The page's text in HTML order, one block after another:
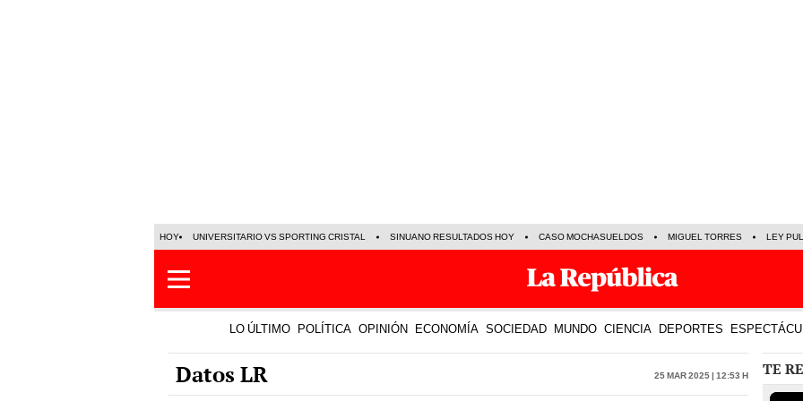
HOY UNIVERSITARIO VS SPORTING CRISTAL SINUANO RESULTADOS HOY CASO MOCHASUELDOS MIGUEL TORRES LEY
LO ÚLTIMO POLÍTICA OPINIÓN ECONOMÍA SOCIEDAD MUNDO CIENCIA DEPORTES
Datos LR 25 Mar 2025 | 12:53 h TE